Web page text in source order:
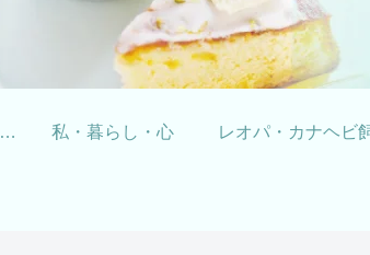
子育ての悩み・遊び・学習 私・暮らし・心 レオパ・カナヘビ